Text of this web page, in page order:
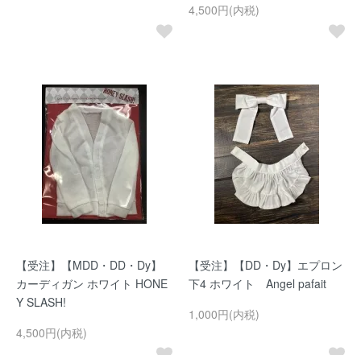
4,500円(内税)
【受注】【MDD・DD・Dy】
カーディガン ホワイト HONE
Y SLASH!
4,500円(内税)
【受注】【DD・Dy】エプロン
下4 ホワイト Angel pafait
1,000円(内税)